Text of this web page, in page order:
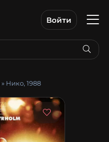
Войти
» Нико, 1988